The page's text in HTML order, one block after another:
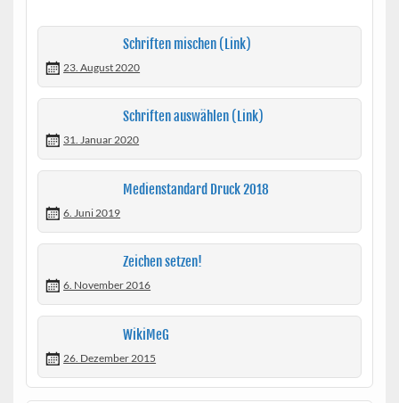
Schriften mischen (Link)
23. August 2020
Schriften auswählen (Link)
31. Januar 2020
Medienstandard Druck 2018
6. Juni 2019
Zeichen setzen!
6. November 2016
WikiMeG
26. Dezember 2015